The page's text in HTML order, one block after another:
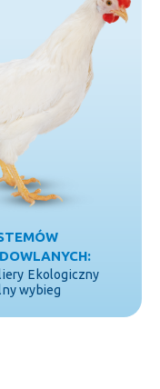
Ekologiczny
wybieg